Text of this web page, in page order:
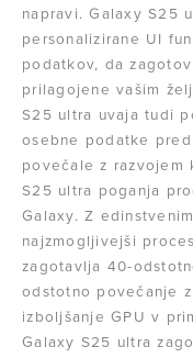
napravi. Galaxy S25
personalizirane UI
podatkov, da
prilagojene vašim
S25 ultra uvaja tudi
osebne podatke
povečale z razvojem
S25 ultra poganja
Galaxy. Z
najzmogljivejši
zagotavlja 40-
odstotno povečanje
izboljšanje GPU v
Galaxy S25 ultra